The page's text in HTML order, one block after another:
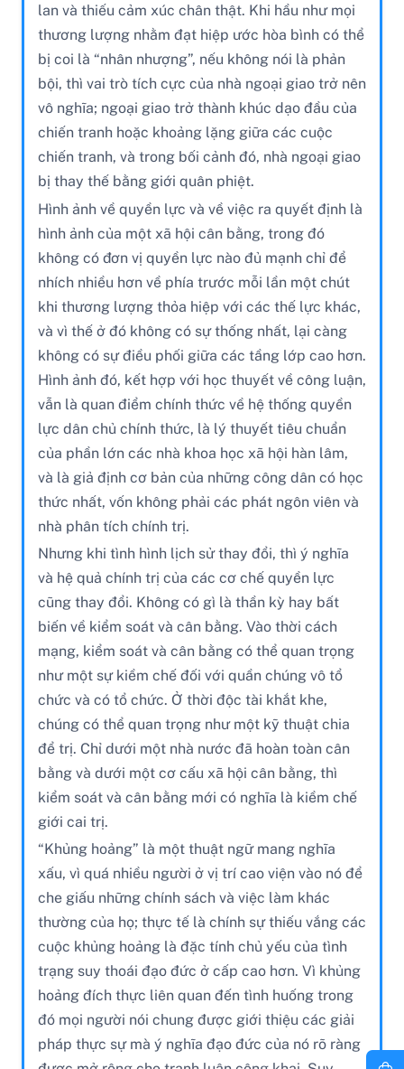
lan và thiếu cảm xúc chân thật. Khi hầu như mọi
thương lượng nhằm đạt hiệp ước hòa bình có thể
bị coi là “nhân nhượng”, nếu không nói là phản
bội, thì vai trò tích cực của nhà ngoại giao trở nên
vô nghĩa; ngoại giao trở thành khúc dạo đầu của
chiến tranh hoặc khoảng lặng giữa các cuộc
chiến tranh, và trong bối cảnh đó, nhà ngoại giao
bị thay thế bằng giới quân phiệt.
Hình ảnh về quyền lực và về việc ra quyết định là
hình ảnh của một xã hội cân bằng, trong đó
không có đơn vị quyền lực nào đủ mạnh chỉ để
nhích nhiều hơn về phía trước mỗi lần một chút
khi thương lượng thỏa hiệp với các thế lực khác,
và vì thế ở đó không có sự thống nhất, lại càng
không có sự điều phối giữa các tầng lớp cao hơn.
Hình ảnh đó, kết hợp với học thuyết về công luận,
vẫn là quan điểm chính thức về hệ thống quyền
lực dân chủ chính thức, là lý thuyết tiêu chuẩn
của phần lớn các nhà khoa học xã hội hàn lâm,
và là giả định cơ bản của những công dân có học
thức nhất, vốn không phải các phát ngôn viên và
nhà phân tích chính trị.
Nhưng khi tình hình lịch sử thay đổi, thì ý nghĩa
và hệ quả chính trị của các cơ chế quyền lực
cũng thay đổi. Không có gì là thần kỳ hay bất
biến về kiểm soát và cân bằng. Vào thời cách
mạng, kiểm soát và cân bằng có thể quan trọng
như một sự kiềm chế đối với quần chúng vô tổ
chức và có tổ chức. Ở thời độc tài khắt khe,
chúng có thể quan trọng như một kỹ thuật chia
để trị. Chỉ dưới một nhà nước đã hoàn toàn cân
bằng và dưới một cơ cấu xã hội cân bằng, thì
kiểm soát và cân bằng mới có nghĩa là kiềm chế
giới cai trị.
“Khủng hoảng” là một thuật ngữ mang nghĩa
xấu, vì quá nhiều người ở vị trí cao viện vào nó để
che giấu những chính sách và việc làm khác
thường của họ; thực tế là chính sự thiếu vắng các
cuộc khủng hoảng là đặc tính chủ yếu của tình
trạng suy thoái đạo đức ở cấp cao hơn. Vì khủng
hoảng đích thực liên quan đến tình huống trong
đó mọi người nói chung được giới thiệu các giải
pháp thực sự mà ý nghĩa đạo đức của nó rõ ràng